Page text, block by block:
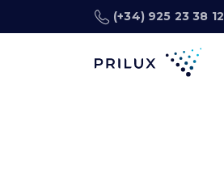
(+34) 925 23 38 12